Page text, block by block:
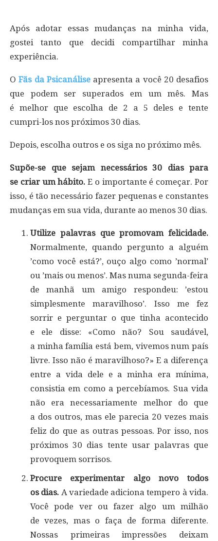
Após adotar essas mudanças na minha vida,
gostei tanto que decidi compartilhar minha
experiência.
OFãs da Psicanáliseapresenta a você 20 desafios
que podem ser superados em um mês. Mas
é melhor que escolha de 2 a 5 deles e tente
cumpri-los nos próximos 30 dias.
Depois, escolha outros e os siga no próximo mês.
Supõe-se que sejam necessários 30 dias para
se criar um hábito. E o importante é começar. Por
isso, é tão necessário fazer pequenas e constantes
mudanças em sua vida, durante ao menos 30 dias.
Utilize palavras que promovam felicidade.
Normalmente, quando pergunto a alguém
’como você está?’, ouço algo como ’normal’
ou ’mais ou menos’. Mas numa segunda-feira
de manhã um amigo respondeu: ’estou
simplesmente maravilhoso’. Isso me fez
sorrir e perguntar o que tinha acontecido
e ele disse: «Como não? Sou saudável,
a minha família está bem, vivemos num país
livre. Isso não é maravilhoso?» E a diferença
entre a vida dele e a minha era mínima,
consistia em como a percebíamos. Sua vida
não era necessariamente melhor do que
a dos outros, mas ele parecia 20 vezes mais
feliz do que as outras pessoas. Por isso, nos
próximos 30 dias tente usar palavras que
provoquem sorrisos.
Procure experimentar algo novo todos
os dias. A variedade adiciona tempero à vida.
Você pode ver ou fazer algo um milhão
de vezes, mas o faça de forma diferente.
Nossas primeiras impressões deixam